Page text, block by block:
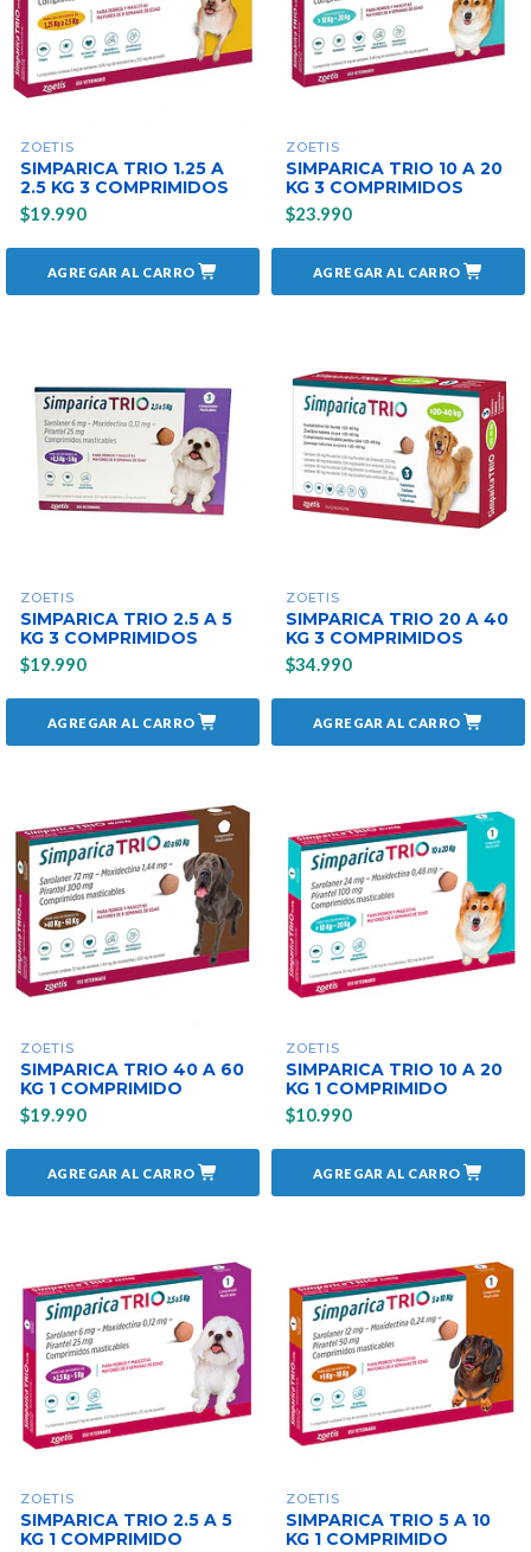
ZOETIS
SIMPARICA TRIO 1.25 A
2.5 KG 3 COMPRIMIDOS
$19.990
AGREGAR AL CARRO
ZOETIS
SIMPARICA TRIO 10 A 20
KG 3 COMPRIMIDOS
$23.990
AGREGAR AL CARRO
ZOETIS
SIMPARICA TRIO 2.5 A 5
KG 3 COMPRIMIDOS
$19.990
AGREGAR AL CARRO
ZOETIS
SIMPARICA TRIO 20 A 40
KG 3 COMPRIMIDOS
$34.990
AGREGAR AL CARRO
ZOETIS
SIMPARICA TRIO 40 A 60
KG 1 COMPRIMIDO
$19.990
AGREGAR AL CARRO
ZOETIS
SIMPARICA TRIO 10 A 20
KG 1 COMPRIMIDO
$10.990
AGREGAR AL CARRO
ZOETIS
SIMPARICA TRIO 2.5 A 5
KG 1 COMPRIMIDO
ZOETIS
SIMPARICA TRIO 5 A 10
KG 1 COMPRIMIDO